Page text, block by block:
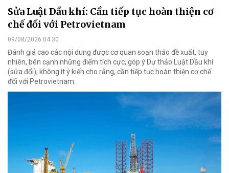
Sửa Luật Dầu khí: Cần tiếp tục hoàn thiện cơ
chế đối với Petrovietnam
09/08/2026 04:30
Đánh giá cao các nội dung được cơ quan soạn thảo đề xuất, tuy
nhiên, bên cạnh những điểm tích cực, góp ý Dự thảo Luật Dầu khí
(sửa đổi), không ít ý kiến cho rằng, cần tiếp tục hoàn thiện cơ chế
đối với Petrovietnam.